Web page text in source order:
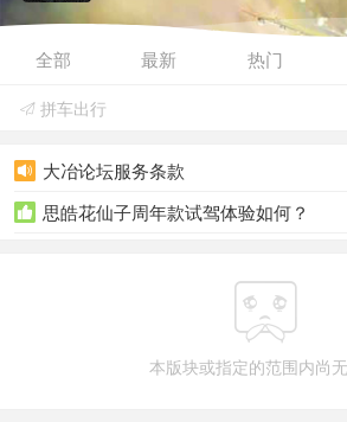
全部 最新 热门
 拼车出行
 大冶论坛服务条款
 思皓花仙子周年款试驾体验如何？

本版块或指定的范围内尚